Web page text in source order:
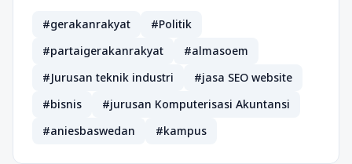
#gerakanrakyat
#Politik
#partaigerakanrakyat
#almasoem
#Jurusan teknik industri
#jasa SEO website
#bisnis
#jurusan Komputerisasi Akuntansi
#aniesbaswedan
#kampus